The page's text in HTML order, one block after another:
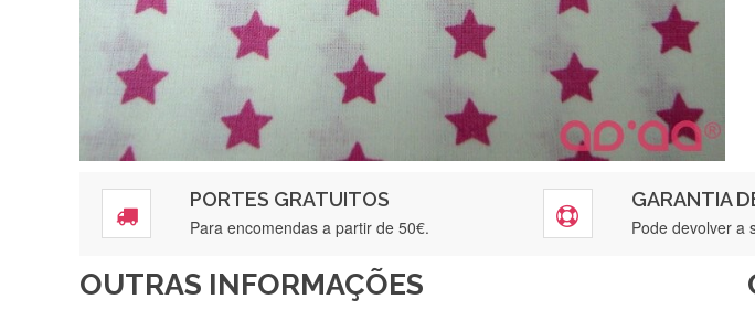
PORTES GRATUITOS
Para encomendas a partir de 50€.
GARANTIA
Pode devolver a
OUTRAS INFORMAÇÕES